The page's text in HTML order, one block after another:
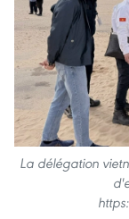
La délégation